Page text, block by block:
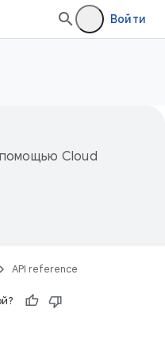
Войти
помощью Cloud
API reference